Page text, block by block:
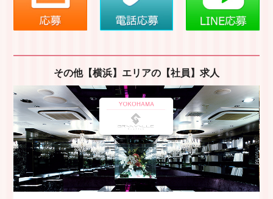
その他【横浜】エリアの【社員】求人